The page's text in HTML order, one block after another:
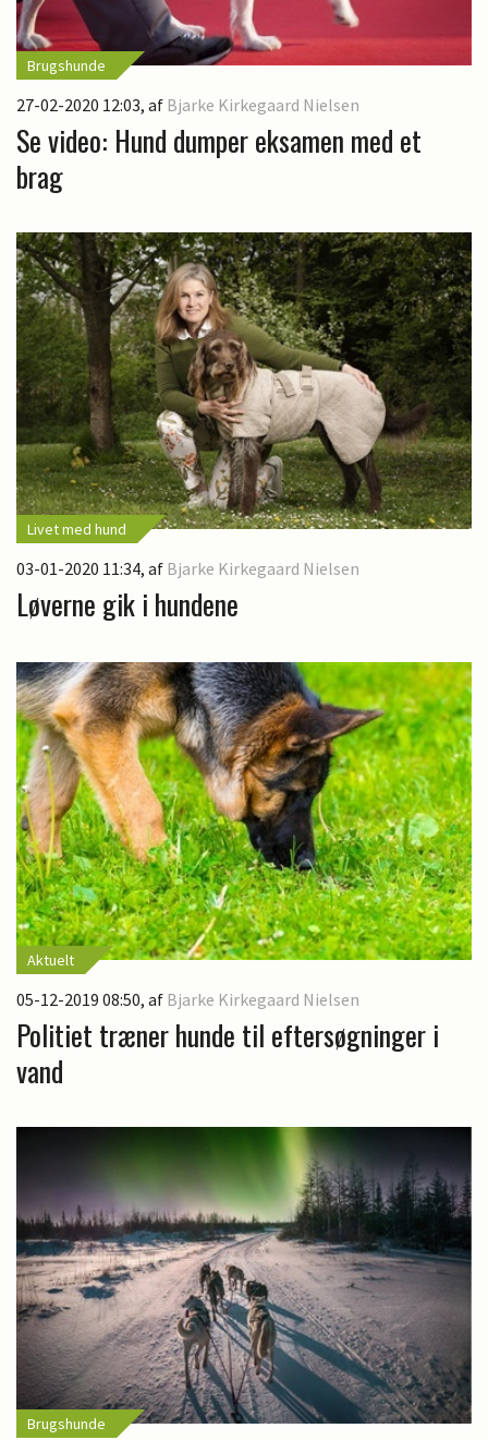
Brugshunde
27-02-2020 12:03, af Bjarke Kirkegaard Nielsen
Se video: Hund dumper eksamen med et
brag
Livet med hund
03-01-2020 11:34, af Bjarke Kirkegaard Nielsen
Løverne gik i hundene
Aktuelt
05-12-2019 08:50, af Bjarke Kirkegaard Nielsen
Politiet træner hunde til eftersøgninger i
vand
Brugshunde